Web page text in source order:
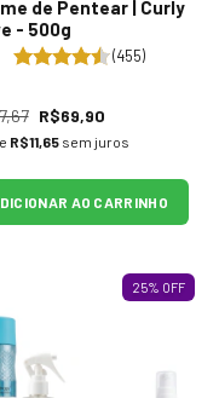
de Pentear | Curly
- 500g
(455)
R$69,90
R$11,65 sem juros
AO CARRINHO
25% OFF